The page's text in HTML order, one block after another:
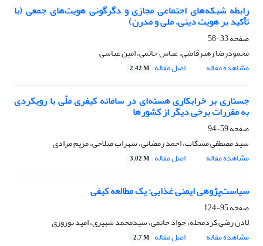
رابطه شبکه‌های اجتماعی مجازی و دگرگونی هویت‌های جمعی (با
تأکید بر هویت دینی، ملی و مدرن)
صفحه33-58
محمودرضا رهبرقاضی، عباس حاتمی، امین عباسی
مشاهده مقاله
اصل مقاله 2.42 M
جستاری بر خرابکاری هسته‌ای در سامانه کیفری ملّی با رویکردی
به مقررات برخی دیگر از کشورها
صفحه59-94
سید مصطفی مشکات، احمد رمضانی، سهراب صلاحی، مریم مرادی
مشاهده مقاله
اصل مقاله 3.02 M
سیاست‌پژوهی ایمنی غذایی: یک مطالعه کیفی
صفحه95-124
لادن رضی کردمحله، جواد حاتمی، سیدمحمد شبیری، امید نوروزی
مشاهده مقاله
اصل مقاله 2.7 M